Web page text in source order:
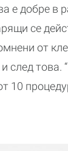
е добре в
се
от
след това.
10